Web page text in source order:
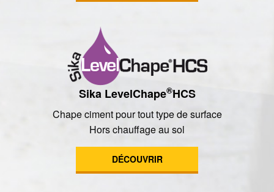
Sika LevelChape®HCS
Chape ciment pour tout type de surface
Hors chauffage au sol
DÉCOUVRIR